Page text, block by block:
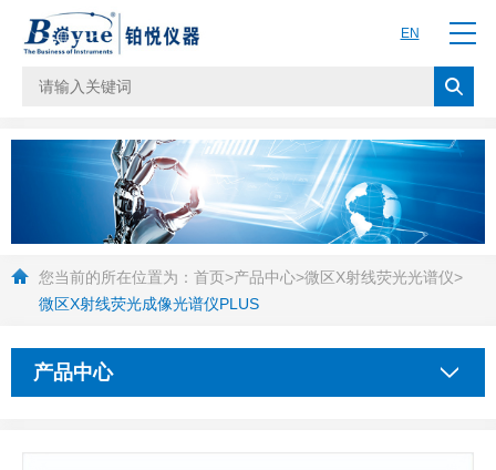
EN
您当前的所在位置为： 首页>产品中心>微区X射线荧光光谱仪>
微区X射线荧光成像光谱仪PLUS
产品中心